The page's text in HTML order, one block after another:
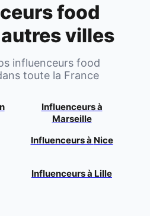
food
villes
influenceurs food
toute la France
Influenceurs à
Marseille
Influenceurs à Nice
Influenceurs à Lille